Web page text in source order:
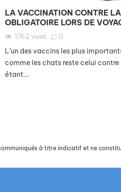
LA VACCINATION CONTRE
OBLIGATOIRE LORS DE
1762 vues
0
L’un des vaccins les plus
comme les chats reste celui
étant...
à titre indicatif et ne